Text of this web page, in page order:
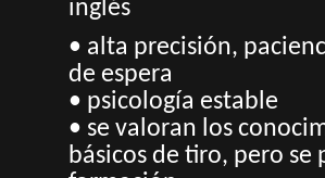
inglés
• alta precisión,
de espera
• psicología estable
• se valoran los
básicos de tiro, pero se